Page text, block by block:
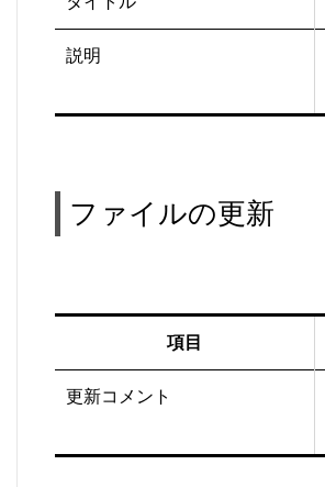
説明
ファイルの更新
項目
更新コメント